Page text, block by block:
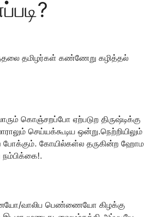
தமிழர்கள் கண்ணேறு கழித்தல்
கொஞ்சறப்போ ஏற்படுற திருஷ்டிக்கு
செய்யக்கூடிய ஒன்று.நெற்றியிலும்
போக்கும். கோயில்கள்ல தருகின்ற ஹோம
வாலிப பெண்ணையோ கிழக்கு